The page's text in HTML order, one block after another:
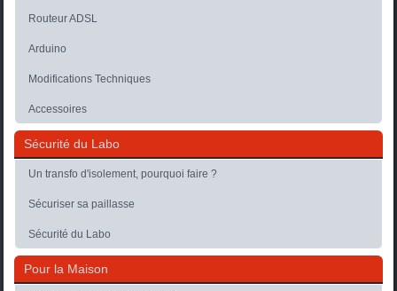
Routeur ADSL
Arduino
Modifications Techniques
Accessoires
Sécurité du Labo
Un transfo d'isolement, pourquoi faire ?
Sécuriser sa paillasse
Sécurité du Labo
Pour la Maison